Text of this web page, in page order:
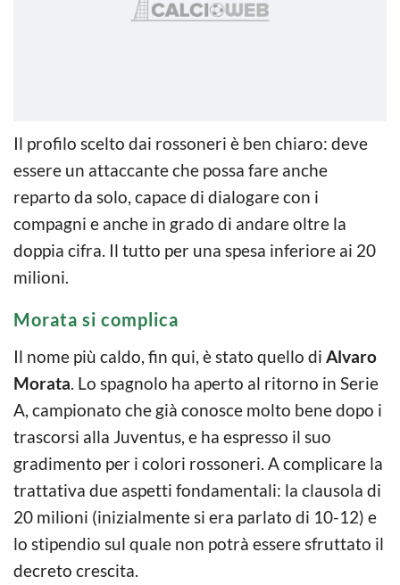
Il profilo scelto dai rossoneri è ben chiaro: deve
essere un attaccante che possa fare anche
reparto da solo, capace di dialogare con i
compagni e anche in grado di andare oltre la
doppia cifra. Il tutto per una spesa inferiore ai 20
milioni.
Morata si complica
Il nome più caldo, fin qui, è stato quello di Alvaro
Morata. Lo spagnolo ha aperto al ritorno in Serie
A, campionato che già conosce molto bene dopo i
trascorsi alla Juventus, e ha espresso il suo
gradimento per i colori rossoneri. A complicare la
trattativa due aspetti fondamentali: la clausola di
20 milioni (inizialmente si era parlato di 10-12) e
lo stipendio sul quale non potrà essere sfruttato il
decreto crescita.